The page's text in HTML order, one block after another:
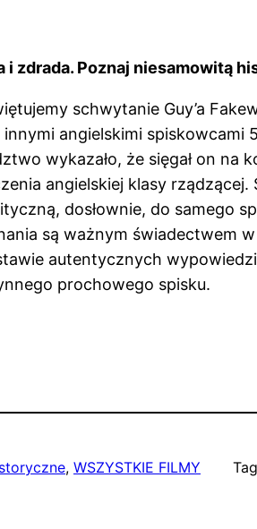
i zdrada. Poznaj niesamowitą
schwytanie Guy’a
angielskimi
wykazało, że sięgał on
angielskiej klasy
dosłownie, do samego
są ważnym świadectwem
autentycznych
prochowego spisku.
, WSZYSTKIE FILMY